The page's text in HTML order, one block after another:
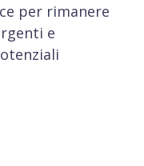
per rimanere
e